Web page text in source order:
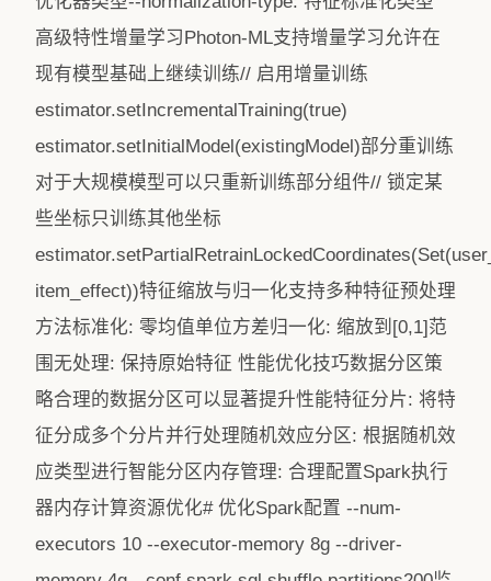
高级特性增量学习Photon-ML支持增量学习允许在
现有模型基础上继续训练// 启用增量训练
estimator.setIncrementalTraining(true)
estimator.setInitialModel(existingModel)部分重训练
对于大规模模型可以只重新训练部分组件// 锁定某
些坐标只训练其他坐标
item_effect))特征缩放与归一化支持多种特征预处理
方法标准化: 零均值单位方差归一化: 缩放到[0,1]范
围无处理: 保持原始特征 性能优化技巧数据分区策
略合理的数据分区可以显著提升性能特征分片: 将特
征分成多个分片并行处理随机效应分区: 根据随机效
应类型进行智能分区内存管理: 合理配置Spark执行
器内存计算资源优化# 优化Spark配置 --num-
executors 10 --executor-memory 8g --driver-